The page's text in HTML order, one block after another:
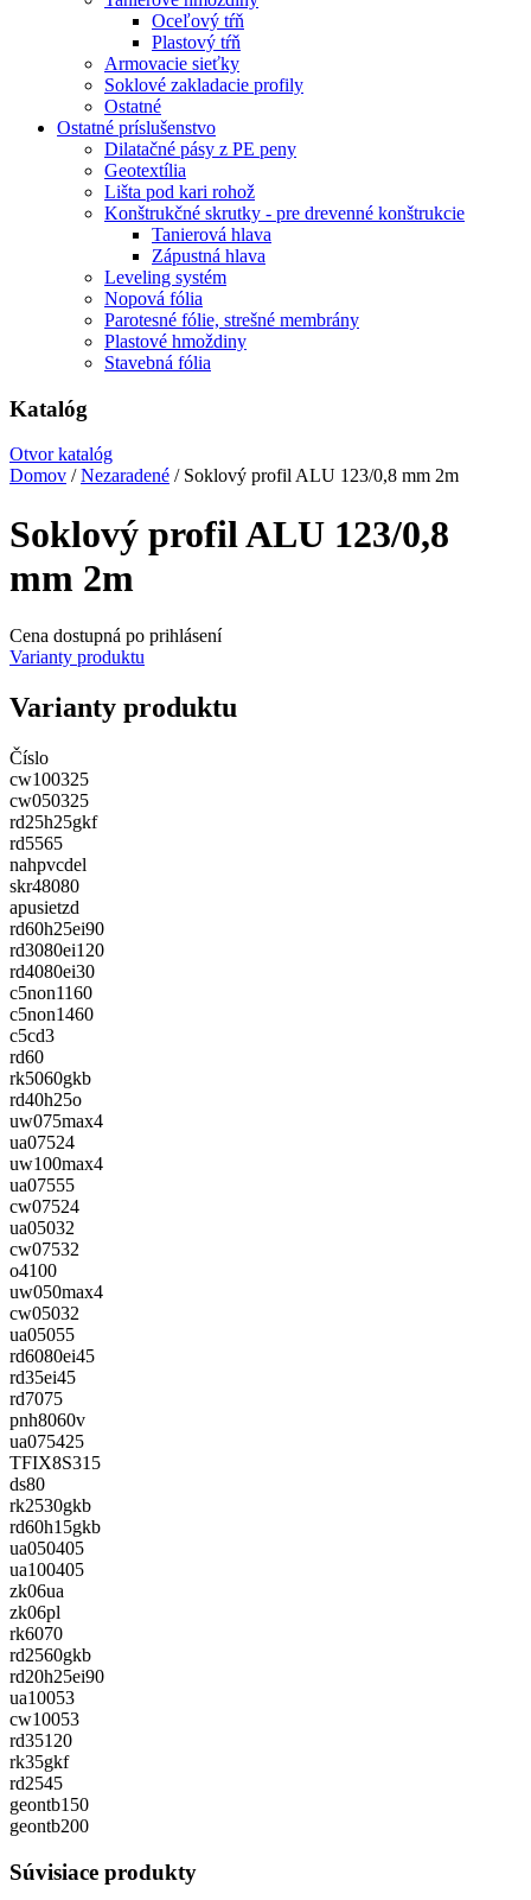
Oceľový tŕň
Plastový tŕň
Armovacie sieťky
Soklové zakladacie profily
Ostatné
Ostatné príslušenstvo
Dilatačné pásy z PE peny
Geotextília
Lišta pod kari rohož
Konštrukčné skrutky - pre drevenné konštrukcie
Tanierová hlava
Zápustná hlava
Leveling systém
Nopová fólia
Parotesné fólie, strešné membrány
Plastové hmoždiny
Stavebná fólia
Katalóg
Otvor katalóg
Domov /Nezaradené / Soklový profil ALU 123/0,8 mm 2m
Soklový profil ALU 123/0,8
mm 2m
Cena dostupná po prihlásení
Varianty produktu
Varianty produktu
Číslo
cw100325
cw050325
rd25h25gkf
rd5565
nahpvcdel
skr48080
apusietzd
rd60h25ei90
rd3080ei120
rd4080ei30
c5non1160
c5non1460
c5cd3
rd60
rk5060gkb
rd40h25o
uw075max4
ua07524
uw100max4
ua07555
cw07524
ua05032
cw07532
o4100
uw050max4
cw05032
ua05055
rd6080ei45
rd35ei45
rd7075
pnh8060v
ua075425
TFIX8S315
ds80
rk2530gkb
rd60h15gkb
ua050405
ua100405
zk06ua
zk06pl
rk6070
rd2560gkb
rd20h25ei90
ua10053
cw10053
rd35120
rk35gkf
rd2545
geontb150
geontb200
Súvisiace produkty